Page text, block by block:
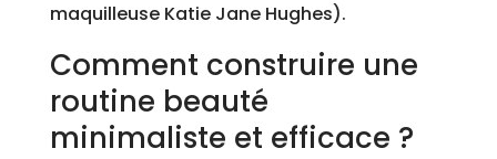
maquilleuse Katie Jane Hughes).
Comment construire une
routine beauté
minimaliste et efficace ?